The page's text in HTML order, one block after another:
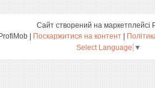
Сайт створений на маркетплейсі
Поскаржитися на контент
Select Language ▼